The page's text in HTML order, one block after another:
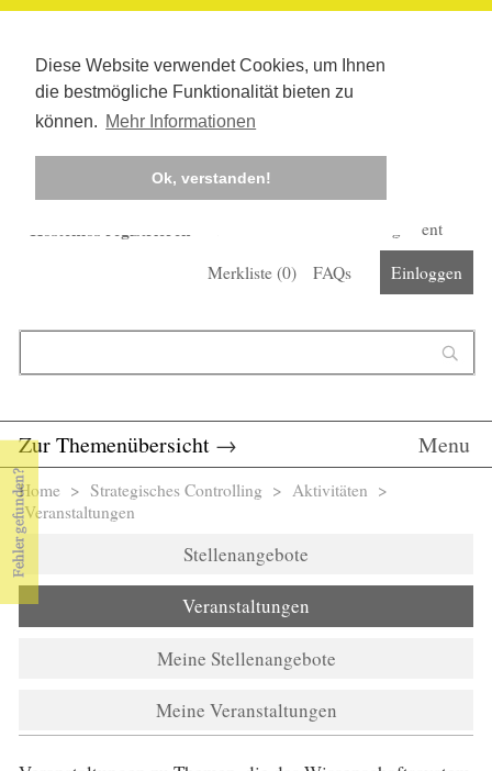
Diese Website verwendet Cookies, um Ihnen
die bestmögliche Funktionalität bieten zu
können. Mehr Informationen
Ok, verstanden!
Kostenlos registrieren
Corona-Management
Merkliste (0) FAQs Einloggen
Zur Themenübersicht → Menu
Sie sind hier
Home > Strategisches Controlling > Aktivitäten >
Veranstaltungen
Stellenangebote
Veranstaltungen
Meine Stellenangebote
Meine Veranstaltungen